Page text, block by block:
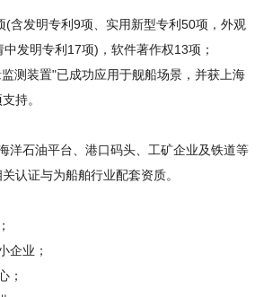
(含发明专利9项、实用新型专利50项，外观
发明专利17项)，软件著作权13项；
测装置"已成功应用于舰船场景，并获上海
持。
洋石油平台、港口码头、工矿企业及铁道等
认证与为船舶行业配套资质。
企业；
；